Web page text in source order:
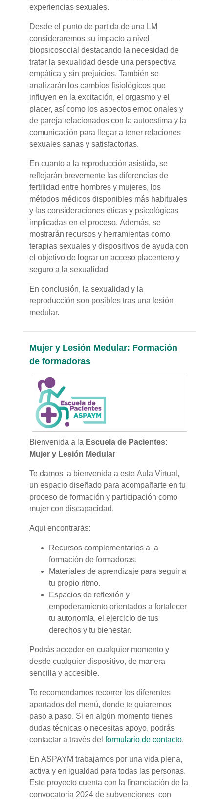
experiencias sexuales.
Desde el punto de partida de una LM
consideraremos su impacto a nivel
biopsicosocial destacando la necesidad de
tratar la sexualidad desde una perspectiva
empática y sin prejuicios. También se
analizarán los cambios fisiológicos que
influyen en la excitación, el orgasmo y el
placer, así como los aspectos emocionales y
de pareja relacionados con la autoestima y la
comunicación para llegar a tener relaciones
sexuales sanas y satisfactorias.
En cuanto a la reproducción asistida, se
reflejarán brevemente las diferencias de
fertilidad entre hombres y mujeres, los
métodos médicos disponibles más habituales
y las consideraciones éticas y psicológicas
implicadas en el proceso. Además, se
mostrarán recursos y herramientas como
terapias sexuales y dispositivos de ayuda con
el objetivo de lograr un acceso placentero y
seguro a la sexualidad.
En conclusión, la sexualidad y la
reproducción son posibles tras una lesión
medular.
Mujer y Lesión Medular: Formación
de formadoras
Bienvenida a la Escuela de Pacientes:
Mujer y Lesión Medular
Te damos la bienvenida a este Aula Virtual,
un espacio diseñado para acompañarte en tu
proceso de formación y participación como
mujer con discapacidad.
Aquí encontrarás:
Recursos complementarios a la
formación de formadoras.
Materiales de aprendizaje para seguir a
tu propio ritmo.
Espacios de reflexión y
empoderamiento orientados a fortalecer
tu autonomía, el ejercicio de tus
derechos y tu bienestar.
Podrás acceder en cualquier momento y
desde cualquier dispositivo, de manera
sencilla y accesible.
Te recomendamos recorrer los diferentes
apartados del menú, donde te guiaremos
paso a paso. Si en algún momento tienes
dudas técnicas o necesitas apoyo, podrás
contactar a través del formulario de contacto.
En ASPAYM trabajamos por una vida plena,
activa y en igualdad para todas las personas.
Este proyecto cuenta con la financiación de la
convocatoria 2024 de subvenciones con